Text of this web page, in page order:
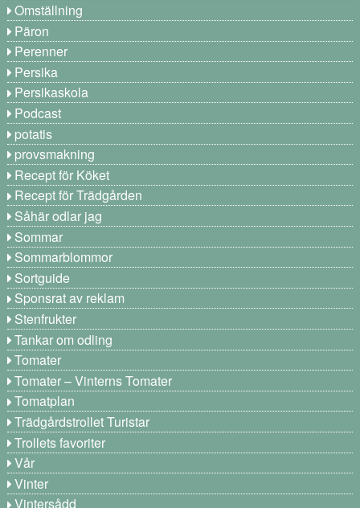
Omställning
Päron
Perenner
Persika
Persikaskola
Podcast
potatis
provsmakning
Recept för Köket
Recept för Trädgården
Såhär odlar jag
Sommar
Sommarblommor
Sortguide
Sponsrat av reklam
Stenfrukter
Tankar om odling
Tomater
Tomater – Vinterns Tomater
Tomatplan
Trädgårdstrollet Turistar
Trollets favoriter
Vår
Vinter
Vintersådd